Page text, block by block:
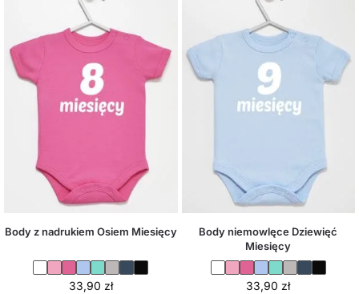
Body z nadrukiem Osiem Miesięcy
33,90 zł
Body niemowlęce Dziewięć
Miesięcy
33,90 zł